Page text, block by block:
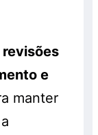
revisões
e
manter